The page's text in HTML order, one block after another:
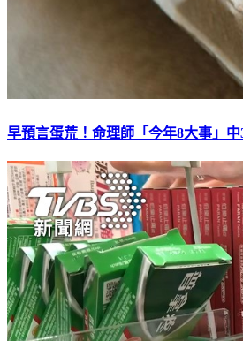
早預言蛋荒！命理師「今年8大事」